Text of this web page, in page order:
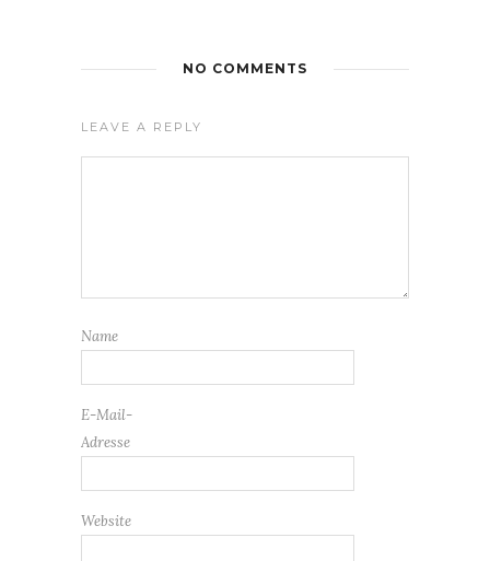
NO COMMENTS
LEAVE A REPLY
Name
E-Mail-
Adresse
Website